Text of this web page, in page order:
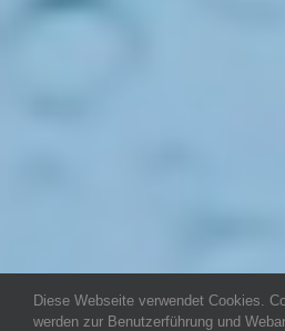
Diese Webseite verwendet Cookies.
werden zur Benutzerführung und